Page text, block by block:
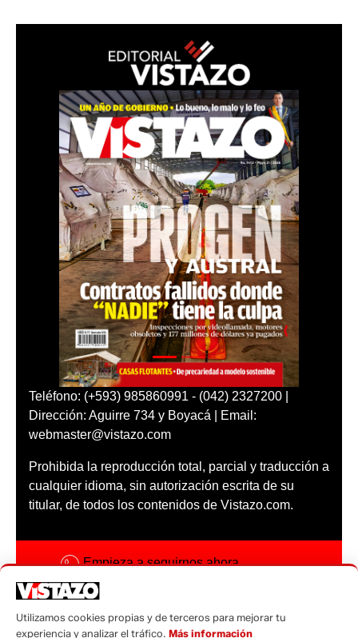
Teléfono: (+593) 985860991 - (042) 2327200 |
Dirección: Aguirre 734 y Boyacá | Email:
webmaster@vistazo.com
Prohibida la reproducción total, parcial y traducción a
cualquier idioma, sin autorización escrita de su
titular, de todos los contenidos de Vistazo.com.
Empieza a seguirnos ahora
Código ética
Utilizamos cookies propias y de terceros para mejorar tu
experiencia y analizar el tráfico. Más información